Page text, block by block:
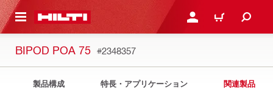
内容を表示 ログイン・新規オンライ
カート
BIPOD POA 75 #2348357
製品構成 特長・アプリケーション 関連製品